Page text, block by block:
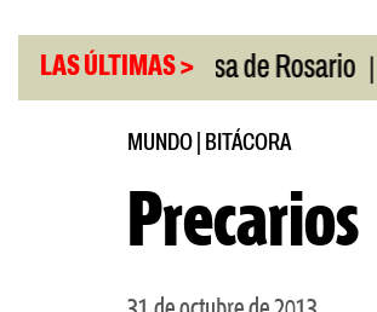
LAS ÚLTIMAS >
en la Bolsa de Rosario |
MUNDO| BITÁCORA
Precarios